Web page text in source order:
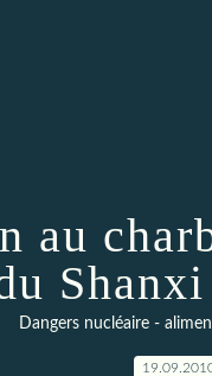
au
Dangers nucléaire -